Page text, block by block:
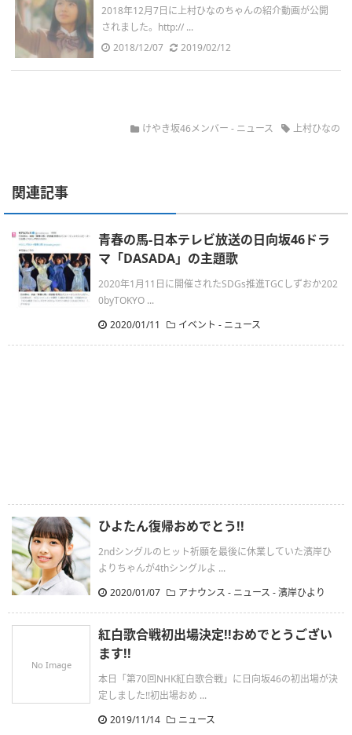
2018年12月7日に上村ひなのちゃんの紹介動画が公開
されました。http:// ...
2018/12/07
2019/02/12
けやき坂46メンバー - ニュース 上村ひなの
関連記事
青春の馬-日本テレビ放送の日向坂46ドラ
マ「DASADA」の主題歌
2020年1月11日に開催されたSDGs推進TGCしずおか202
0byTOKYO ...
2020/01/11
イベント - ニュース
ひよたん復帰おめでとう!!
2ndシングルのヒット祈願を最後に休業していた濱岸ひ
よりちゃんが4thシングルよ ...
2020/01/07
アナウンス - ニュース -濱岸ひより
No Image
紅白歌合戦初出場決定!!おめでとうござい
ます!!
本日「第70回NHK紅白歌合戦」に日向坂46の初出場が決
定しました!!初出場おめ ...
2019/11/14
ニュース